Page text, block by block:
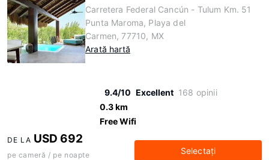
Carretera Federal Cancún - Tulum Km. 51
Punta Maroma, Playa del
Carmen, 77710, MX
Arată hartă
9.4/10 Excellent 168 opinii
0.3 km
Free Wifi
DE LA USD 692
pe cameră / pe noapte Selectaţi